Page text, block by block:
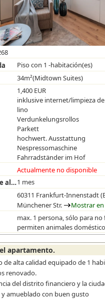
Piso con 1 -habitación(es)
34m²(Midtown Suites)
1,400 EUR
inklusive internet/limpieza
lino
Verdunkelungsrollos
Parkett
hochwert. Ausstattung
Nespressomaschine
Fahrradständer im Hof
Actualmente no disponible
Min. Período de alquiler1 mes
60311 Frankfurt-Innenstadt
Münchener Str.
Mostrar
max. 1 persona, sólo para
permiten animales
apartamento.
de alta calidad equipado de 1
renovado.
del distrito financiero y la
amueblado con buen gusto